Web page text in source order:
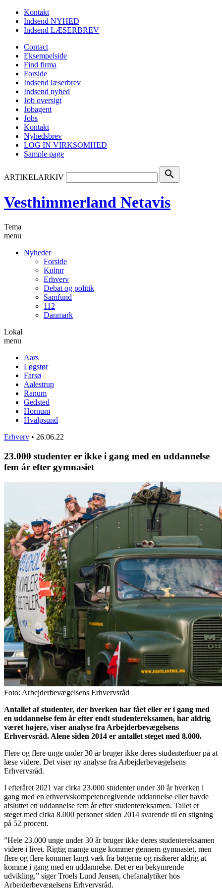
Kontakt
Indsend NYHED
Indsend LÆSERBREV
Contact
Eksempelside
Find firma
Forside
Indsend læserbrev
Indsend nyhed
Job oversigt
Jobagent
Jobs
Kontakt
Nyhedsbrev
LOG IN VIRKSOMHED
Sample page
ARTIKELARKIV search
Vesthimmerland Netavis
Tema
menu
Nyheder
Forside
Kultur
Erhverv
Debat og politik
Samfund
112
Danmark
Lokal
menu
Aars
Løgstør
Farsø
Aalestrup
Ranum
Gedsted
Hornum
Hvalpsund
Erhverv • 26.06.22
23.000 studenter er ikke i gang med en uddannelse
fem år efter gymnasiet
Foto: Arbejderbevægelsens Erhvervsråd
Antallet af studenter, der hverken har fået eller er i gang med
en uddannelse fem år efter endt studentereksamen, har aldrig
været højere, viser analyse fra Arbejderbevægelsens
Erhvervsråd. Alene siden 2014 er antallet steget med 8.000.
Flere og flere unge under 30 år bruger ikke deres studenterhuer på at
læse videre. Det viser ny analyse fra Arbejderbevægelsens
Erhvervsråd.
I efteråret 2021 var cirka 23.000 studenter under 30 år hverken i
gang med en erhvervskompetencegivende uddannelse eller havde
afsluttet en uddannelse fem år efter studentereksamen. Tallet er
steget med cirka 8.000 personer siden 2014 svarende til en stigning
på 52 procent.
”Hele 23.000 unge under 30 år bruger ikke deres studentereksamen
videre i livet. Rigtig mange unge kommer gennem gymnasiet, men
flere og flere kommer langt væk fra bøgerne og risikerer aldrig at
komme i gang med en uddannelse. Det er en bekymrende
udvikling,” siger Troels Lund Jensen, chefanalytiker hos
Arbejderbevægelsens Erhvervsråd.